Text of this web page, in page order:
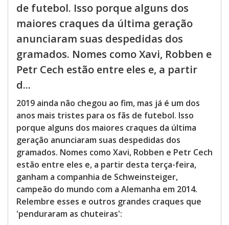
de futebol. Isso porque alguns dos
maiores craques da última geração
anunciaram suas despedidas dos
gramados. Nomes como Xavi, Robben e
Petr Cech estão entre eles e, a partir
d...
2019 ainda não chegou ao fim, mas já é um dos
anos mais tristes para os fãs de futebol. Isso
porque alguns dos maiores craques da última
geração anunciaram suas despedidas dos
gramados. Nomes como Xavi, Robben e Petr Cech
estão entre eles e, a partir desta terça-feira,
ganham a companhia de Schweinsteiger,
campeão do mundo com a Alemanha em 2014.
Relembre esses e outros grandes craques que
'penduraram as chuteiras':